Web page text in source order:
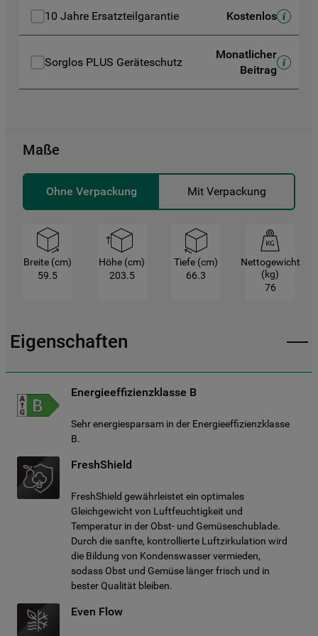
10 Jahre Ersatzteilgarantie Kostenlos
Sorglos PLUS Geräteschutz
Monatlicher
Beitrag
Maße
Ohne Verpackung Mit Verpackung
Breite (cm)
59.5
Höhe (cm)
203.5
Tiefe (cm)
66.3
Nettogewicht
(kg)
76
Eigenschaften
Energieeffizienzklasse B
Sehr energiesparsam in der Energieeffizienzklasse
B.
FreshShield
FreshShield gewährleistet ein optimales
Gleichgewicht von Luftfeuchtigkeit und
Temperatur in der Obst- und Gemüseschublade.
Durch die sanfte, kontrollierte Luftzirkulation wird
die Bildung von Kondenswasser vermieden,
sodass Obst und Gemüse länger frisch und in
bester Qualität bleiben.
Even Flow